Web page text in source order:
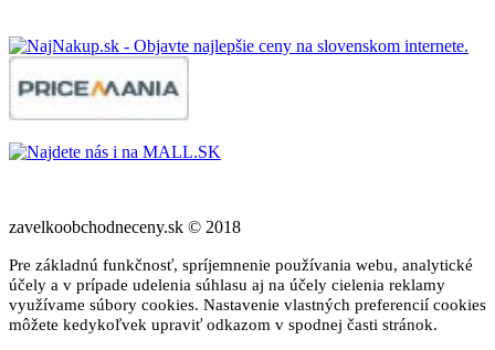
zavelkoobchodneceny.sk © 2018
Pre základnú funkčnosť, spríjemnenie používania webu, analytické
účely a v prípade udelenia súhlasu aj na účely cielenia reklamy
využívame súbory cookies. Nastavenie vlastných preferencií cookies
môžete kedykoľvek upraviť odkazom v spodnej časti stránok.